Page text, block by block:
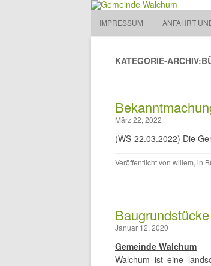
Gemeinde Walchum
IMPRESSUM ANFAHRT
KATEGORIE-
März 22, 2022
(WS-22.03.2022) Die
Veröffentlicht von willem, in
Baugrundstücke
Januar 12, 2020
Gemeinde Walchum
Walchum ist eine